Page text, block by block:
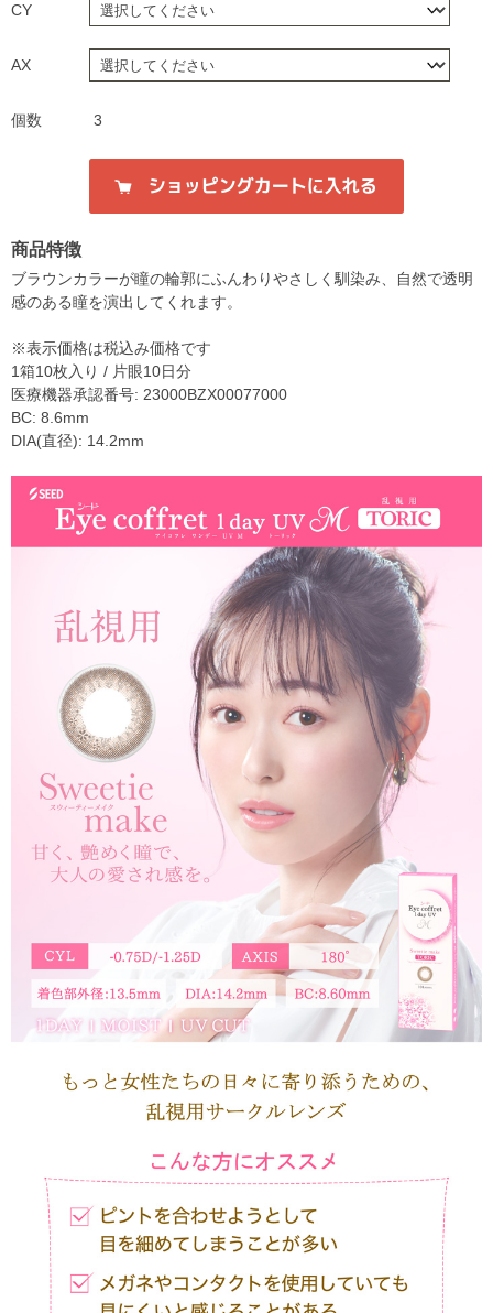
CY
AX
個数 3
商品特徴
ブラウンカラーが瞳の輪郭にふんわりやさしく馴染み、自然で透明
感のある瞳を演出してくれます。
※表示価格は税込み価格です
1箱10枚入り / 片眼10日分
医療機器承認番号: 23000BZX00077000
BC: 8.6mm
DIA(直径): 14.2mm